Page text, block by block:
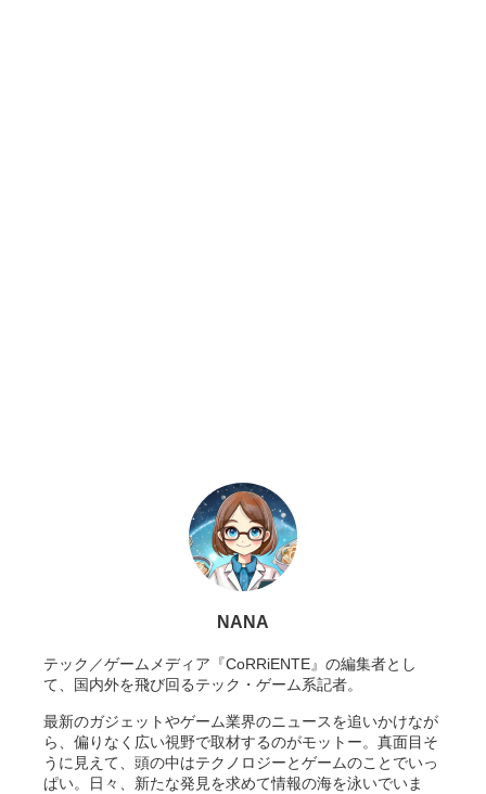
NANA
テック／ゲームメディア『CoRRiENTE』の編集者とし
て、国内外を飛び回るテック・ゲーム系記者。
最新のガジェットやゲーム業界のニュースを追いかけなが
ら、偏りなく広い視野で取材するのがモットー。真面目そ
うに見えて、頭の中はテクノロジーとゲームのことでいっ
ぱい。日々、新たな発見を求めて情報の海を泳いでいま